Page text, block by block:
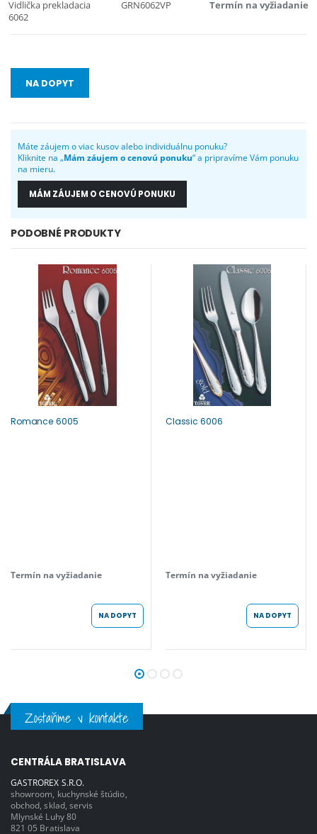
Vidlička prekladacia
6062
GRN6062VP Termín na vyžiadanie
NA DOPYT
Máte záujem o viac kusov alebo individuálnu ponuku?
Kliknite na „Mám záujem o cenovú ponuku“ a pripravíme Vám ponuku
na mieru.
MÁM ZÁUJEM O CENOVÚ PONUKU
PODOBNÉ PRODUKTY
Romance 6005
Termín na vyžiadanie
NA DOPYT
Classic 6006
Termín na vyžiadanie
NA DOPYT
Zostaňme v kontakte
CENTRÁLA BRATISLAVA
GASTROREX S.R.O.
showroom, kuchynské štúdio,
obchod, sklad, servis
Mlynské Luhy 80
821 05 Bratislava